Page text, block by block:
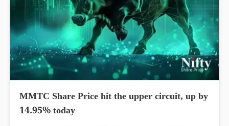
MMTC Share Price hit the upper circuit, up by
14.95% today